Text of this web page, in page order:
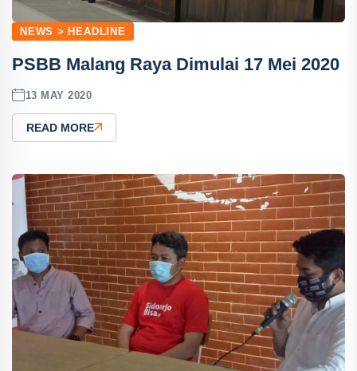
NEWS > HEADLINE
PSBB Malang Raya Dimulai 17 Mei 2020
13 MAY 2020
READ MORE